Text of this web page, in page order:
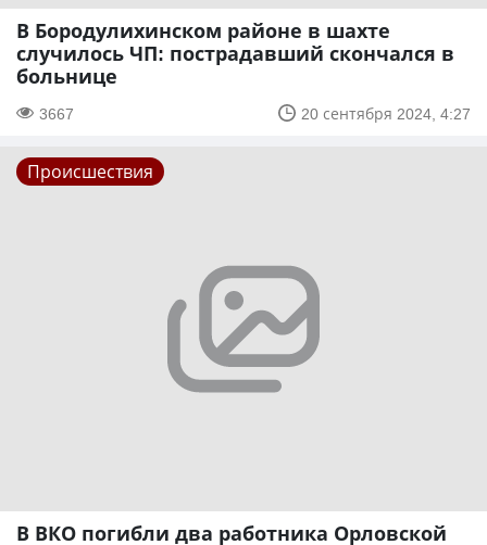
В Бородулихинском районе в шахте
случилось ЧП: пострадавший скончался в
больнице
3667 20 сентября 2024, 4:27
Происшествия
В ВКО погибли два работника Орловской